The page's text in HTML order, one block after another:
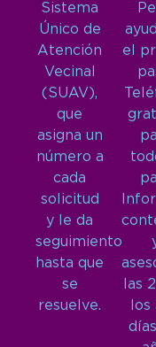
Sistema
Único de
Atención
Vecinal
(SUAV),
que
asigna un
número a
cada
solicitud
y le da
seguimiento
hasta que
se
resuelve.
el
las
los